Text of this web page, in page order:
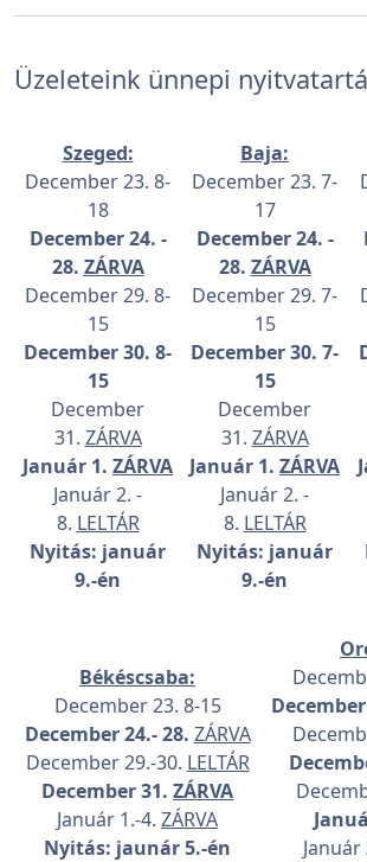
Üzeleteink ünnepi
Szeged:
December 23. 8-
18
December 24. -
28. ZÁRVA
December 29. 8-
15
December 30. 8-
15
December
31. ZÁRVA
Január 1. ZÁRVA
Január 2. -
8. LELTÁR
Nyitás: január
9.-én
Baja:
December 23. 7-
17
December 24. -
28. ZÁRVA
December 29. 7-
15
December 30. 7-
15
December
31. ZÁRVA
Január 1. ZÁRVA
Január 2. -
8. LELTÁR
Nyitás: január
9.-én
Békéscsaba:
December 23. 8-15
December 24.- 28. ZÁRVA
December 29.-30. LELTÁR
December 31. ZÁRVA
Január 1.-4. ZÁRVA
Nyitás: jaunár 5.-én
Január